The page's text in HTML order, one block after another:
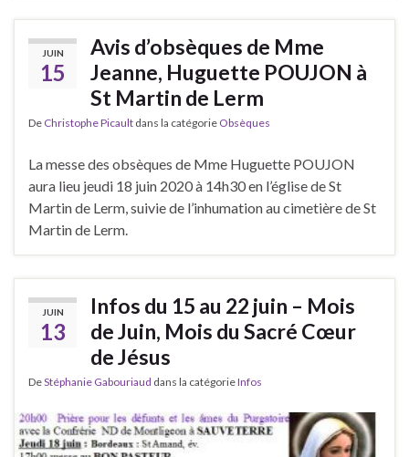
JUIN
15
Avis d’obsèques de Mme
Jeanne, Huguette POUJON à
St Martin de Lerm
De Christophe Picault dans la catégorie Obsèques
La messe des obsèques de Mme Huguette POUJON
aura lieu jeudi 18 juin 2020 à 14h30 en l’église de St
Martin de Lerm, suivie de l’inhumation au cimetière de St
Martin de Lerm.
JUIN
13
Infos du 15 au 22 juin – Mois
de Juin, Mois du Sacré Cœur
de Jésus
DeStéphanie Gabouriaud dans la catégorieInfos